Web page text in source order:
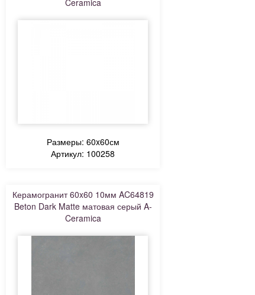
Ceramica
Размеры: 60x60см
Артикул: 100258
Керамогранит 60x60 10мм AC64819
Beton Dark Matte матовая серый A-
Ceramica